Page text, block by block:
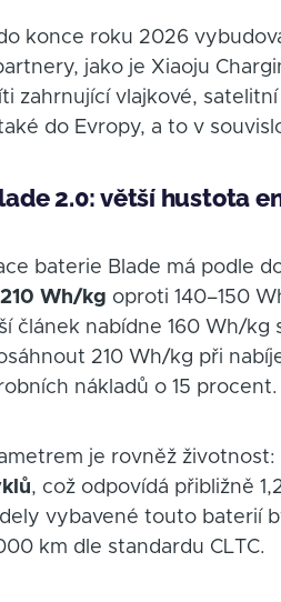
konce roku 2026
jako je Xiaoju
zahrnující vlajkové,
do Evropy, a to v
2.0: větší hustota
baterie Blade má podle
Wh/kg oproti 140–150
článek nabídne 160 Wh/kg
210 Wh/kg při
nákladů o 15 procent.
je rovněž
, což odpovídá přibližně
vybavené touto baterií
km dle standardu CLTC.